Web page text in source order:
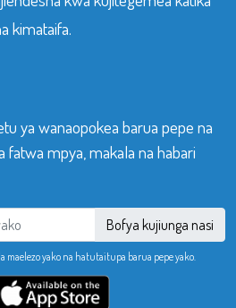
kimataifa.
ya wanaopokea barua pepe na
mpya, makala na habari
Bofya kujiunga nasi
maelezo yako na hatutaitupa barua pepe yako.